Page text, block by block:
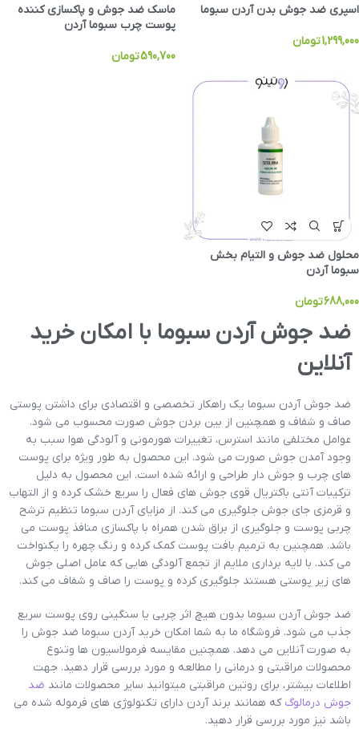
اسپری ضد جوش بدن آردن سبوما
1,299,000تومان
ماسک ضد جوش و پاکسازی کننده
پوست چرب سبوما آردن
590,700تومان
محلول ضد جوش و التیام بخش
سبوما آردن
688,000تومان
ضد جوش آردن سبوما با امکان خرید
آنلاین
ضد جوش آردن سبوما یک راهکار تخصصی و اقتصادی برای داشتن پوستی
صاف و شفاف و همچنین از بین بردن جوش صورت محسوب می شود.
عوامل مختلفی مانند استرس، تغییرات هورمونی و آلودگی هوا سبب به
وجود آمدن جوش صورت می شود. این محصول به طور ویژه برای پوست
های چرب و جوش دار طراحی و ارائه شده است. این محصول به دلیل
ترکیبات آنتی باکتریال قوی جوش های فعال را سریع خشک کرده و از التهاب
و قرمزی جای جوش جلوگیری می کند. از مزایای آردن سبوما تنظیم ترشح
چربی پوست و جلوگیری از براق شدن همراه با پاکسازی منافذ پوست می
باشد. همچنین به ترمیم بافت پوست کمک کرده و رنگ چهره را یکنواخت
می کند. با لایه برداری ملایم از تجمع آلودگی هایی که عامل اصلی جوش
های زیر پوستی هستند جلوگیری کرده و پوست را صاف و شفاف می کند.
ضد جوش آردن سبوما بدون هیچ اثر چربی یا سنگینی روی پوست سریع
جذب می شود. فروشگاه ما به شما امکان خرید آردن سبوما ضد جوش را
به صورت آنلاین می دهد. همچنین مقایسه فرمولاسیون ها وتنوع
محصولات مراقبتی و درمانی را مطالعه و مورد بررسی قرار دهید. جهت
اطلاعات بیشتر، برای روتین مراقبتی میتوانید سایر محصولات مانند ضد
جوش درمالوگ که همانند برند آردن دارای تکنولوژی های فرموله شده می
باشد نیز مورد بررسی قرار دهید.